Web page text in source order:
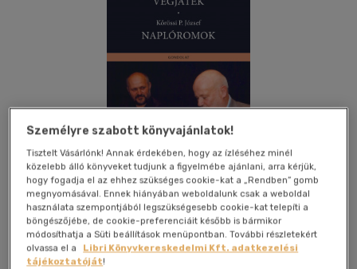
Kívánságlistához adom Megosztom
Személyre szabott könyvajánlatok!
Tisztelt Vásárlónk! Annak érdekében, hogy az ízléséhez minél
közelebb álló könyveket tudjunk a figyelmébe ajánlani, arra kérjük,
hogy fogadja el az ehhez szükséges cookie-kat a „Rendben” gomb
megnyomásával. Ennek hiányában weboldalunk csak a weboldal
használata szempontjából legszükségesebb cookie-kat telepíti a
böngészőjébe, de cookie-preferenciáit később is bármikor
módosíthatja a Süti beállítások menüpontban. További részletekért
olvassa el a
Libri Könyvkereskedelmi Kft. adatkezelési
tájékoztatóját!